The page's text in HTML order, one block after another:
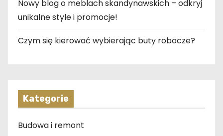
Nowy blog o meblach skandynawskich – odkryj
unikalne style i promocje!
Czym się kierować wybierając buty robocze?
Kategorie
Budowa i remont